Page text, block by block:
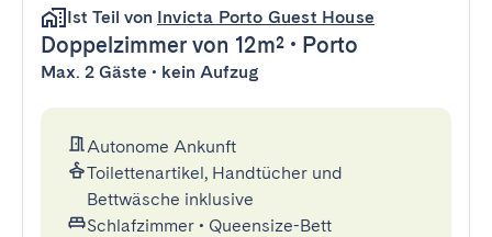
Ist Teil von Invicta Porto Guest House
Doppelzimmer von 12m² • Porto
Max. 2 Gäste • kein Aufzug
Autonome Ankunft
Toilettenartikel, Handtücher und
Bettwäsche inklusive
Schlafzimmer • Queensize-Bett